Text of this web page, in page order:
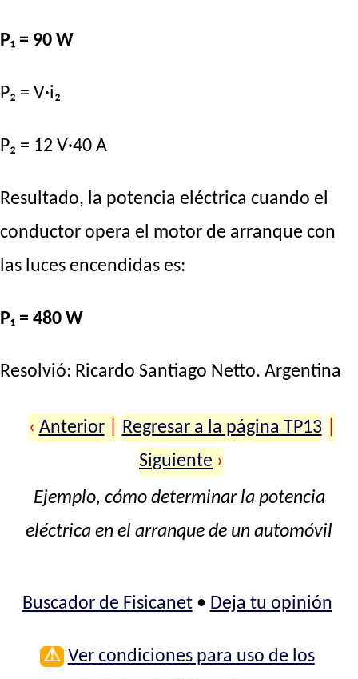
P₁ = 90 W
P₂ = V·i₂
P₂ = 12 V·40 A
Resultado, la potencia eléctrica cuando el
conductor opera el motor de arranque con
las luces encendidas es:
P₁ = 480 W
Resolvió: Ricardo Santiago Netto. Argentina
‹ Anterior Regresar a la página TP13
Siguiente ›
Ejemplo, cómo determinar la potencia
eléctrica en el arranque de un automóvil
Buscador de Fisicanet• Deja tu opinión
⚠ Ver condiciones para uso de los